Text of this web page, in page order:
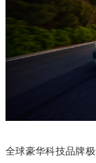
全球豪华科技品牌